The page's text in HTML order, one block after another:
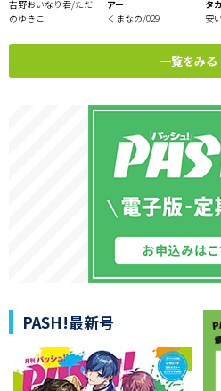
吉野おいなり君/ただ
のゆきこ
アー
くまなの/029
タ
校
安
一覧をみ
PASH!最新号